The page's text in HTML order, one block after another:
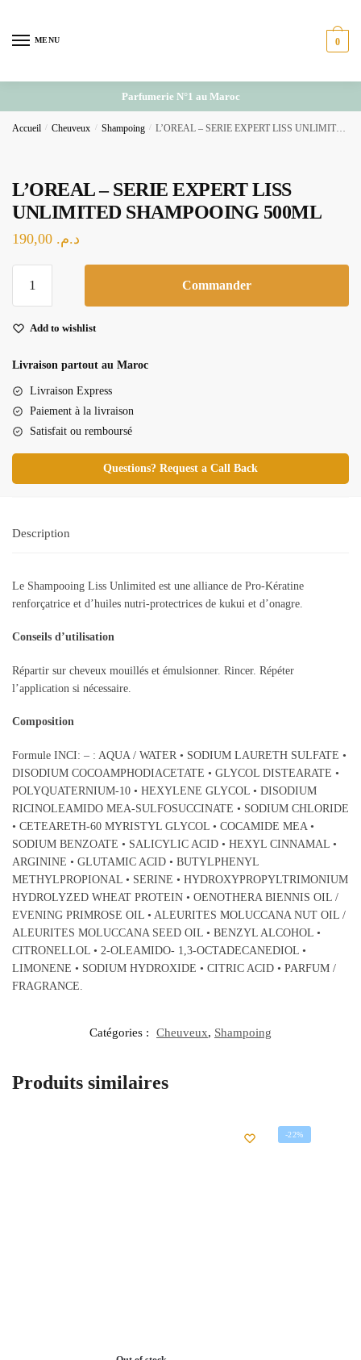
navigation
content
MENU 0
Parfumerie N°1 au Maroc
Accueil / Cheuveux / Shampoing / L’OREAL – SERIE EXPERT LISS UNLIMITED SHAMPOOING 500ML
L’OREAL – SERIE EXPERT LISS
UNLIMITED SHAMPOOING 500ML
د.م.
-
EXPERT
LISS
UNLIMITED
SHAMPOOING
Commander
Add to wishlist
Livraison partout au Maroc
Livraison Express
Paiement à la livraison
Satisfait ou remboursé
Questions? Request a Call Back
Description
Le Shampooing Liss Unlimited est une alliance de Pro-Kératine
renforçatrice et d’huiles nutri-protectrices de kukui et d’onagre.
Conseils d’utilisation
Répartir sur cheveux mouillés et émulsionner. Rincer. Répéter
l’application si nécessaire.
Composition
Formule INCI: – : AQUA / WATER • SODIUM LAURETH SULFATE •
DISODIUM COCOAMPHODIACETATE • GLYCOL DISTEARATE •
POLYQUATERNIUM-10 • HEXYLENE GLYCOL • DISODIUM
RICINOLEAMIDO MEA-SULFOSUCCINATE • SODIUM CHLORIDE
• CETEARETH-60 MYRISTYL GLYCOL • COCAMIDE MEA •
SODIUM BENZOATE • SALICYLIC ACID • HEXYL CINNAMAL •
ARGININE • GLUTAMIC ACID • BUTYLPHENYL
METHYLPROPIONAL • SERINE • HYDROXYPROPYLTRIMONIUM
HYDROLYZED WHEAT PROTEIN • OENOTHERA BIENNIS OIL /
EVENING PRIMROSE OIL • ALEURITES MOLUCCANA NUT OIL /
ALEURITES MOLUCCANA SEED OIL • BENZYL ALCOHOL •
CITRONELLOL • 2-OLEAMIDO- 1,3-OCTADECANEDIOL •
LIMONENE • SODIUM HYDROXIDE • CITRIC ACID • PARFUM /
FRAGRANCE.
Catégories : Cheuveux, Shampoing
Produits similaires
-22%